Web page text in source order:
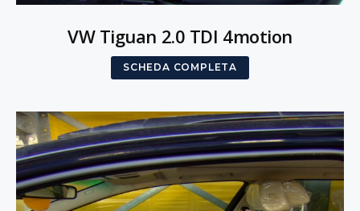
VW Tiguan 2.0 TDI 4motion
SCHEDA COMPLETA